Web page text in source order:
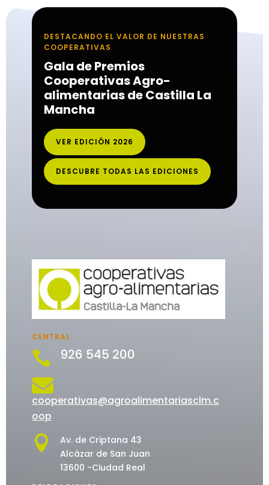
DESTACANDO EL VALOR DE NUESTRAS
COOPERATIVAS
Gala de Premios
Cooperativas Agro-
alimentarias de Castilla La
Mancha
VER EDICIÓN 2026
DESCUBRE TODAS LAS EDICIONES
CENTRAL
 926 545 200

cooperativas@agroalimentariasclm.c
oop

Av. de Criptana 43
Alcázar de San Juan
13600 -Ciudad Real